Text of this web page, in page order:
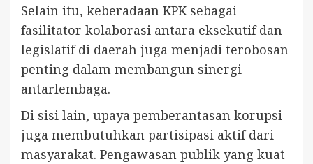
Selain itu, keberadaan KPK sebagai
fasilitator kolaborasi antara eksekutif dan
legislatif di daerah juga menjadi terobosan
penting dalam membangun sinergi
antarlembaga.
Di sisi lain, upaya pemberantasan korupsi
juga membutuhkan partisipasi aktif dari
masyarakat. Pengawasan publik yang kuat